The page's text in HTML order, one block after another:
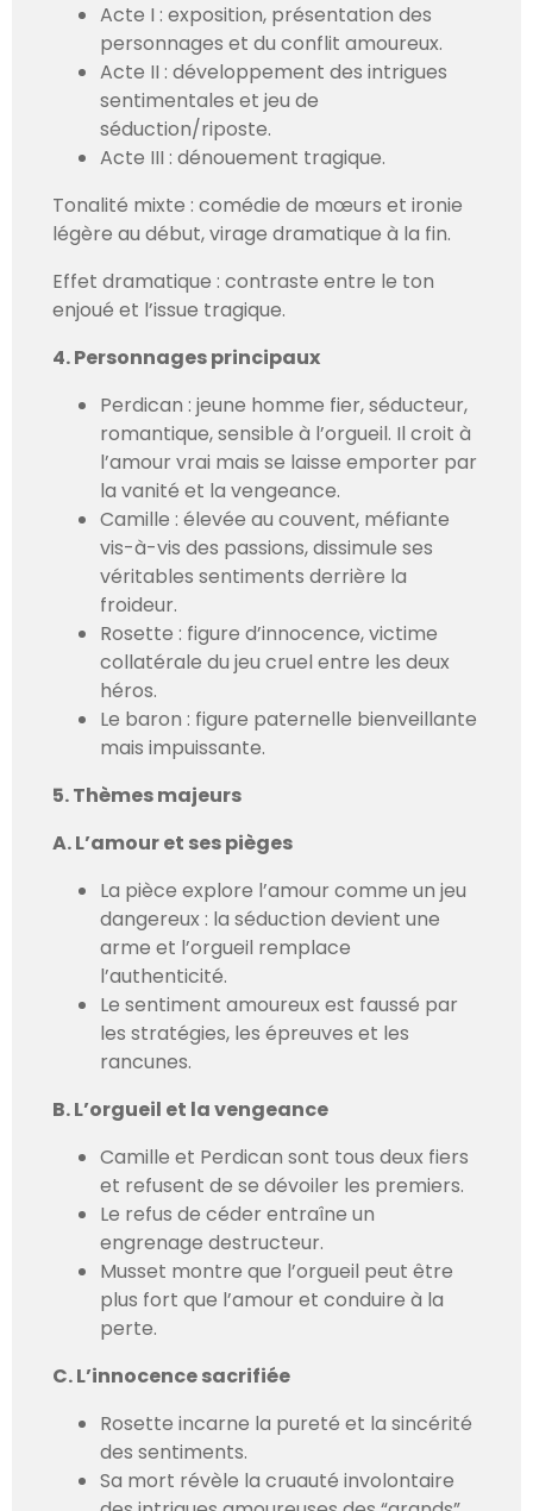
Acte I : exposition, présentation des
personnages et du conflit amoureux.
Acte II : développement des intrigues
sentimentales et jeu de
séduction/riposte.
Acte III : dénouement tragique.
Tonalité mixte : comédie de mœurs et ironie
légère au début, virage dramatique à la fin.
Effet dramatique : contraste entre le ton
enjoué et l’issue tragique.
4. Personnages principaux
Perdican : jeune homme fier, séducteur,
romantique, sensible à l’orgueil. Il croit à
l’amour vrai mais se laisse emporter par
la vanité et la vengeance.
Camille : élevée au couvent, méfiante
vis-à-vis des passions, dissimule ses
véritables sentiments derrière la
froideur.
Rosette : figure d’innocence, victime
collatérale du jeu cruel entre les deux
héros.
Le baron : figure paternelle bienveillante
mais impuissante.
5. Thèmes majeurs
A. L’amour et ses pièges
La pièce explore l’amour comme un jeu
dangereux : la séduction devient une
arme et l’orgueil remplace
l’authenticité.
Le sentiment amoureux est faussé par
les stratégies, les épreuves et les
rancunes.
B. L’orgueil et la vengeance
Camille et Perdican sont tous deux fiers
et refusent de se dévoiler les premiers.
Le refus de céder entraîne un
engrenage destructeur.
Musset montre que l’orgueil peut être
plus fort que l’amour et conduire à la
perte.
C. L’innocence sacrifiée
Rosette incarne la pureté et la sincérité
des sentiments.
Sa mort révèle la cruauté involontaire